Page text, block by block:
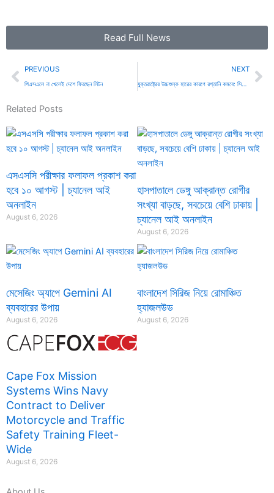
Read Full News
Prev
PREVIOUS
পিএসএলে না খেলেই দেশে ফিরছেন লিটন
NEXT
যুক্তরাষ্ট্রের উচ্চশুল্ক হারের কারণে রপ্তানি কমবে: সিপিডি নির্বাহী পরিচালক | চ্যানেল আই অনলাইন
Related Posts
এসএসসি পরীক্ষার ফলাফল প্রকাশ করা
হবে ১০ আগস্ট | চ্যানেল আই
অনলাইন
August 6, 2026
হাসপাতালে ডেঙ্গু আক্রান্ত রোগীর
সংখ্যা বাড়ছে, সবচেয়ে বেশি ঢাকায় |
চ্যানেল আই অনলাইন
August 6, 2026
মেসেজিং অ্যাপে Gemini AI
ব্যবহারের উপায়
August 6, 2026
বাংলাদেশ সিরিজ নিয়ে রোমাঞ্চিত
হ্যাজলউড
August 6, 2026
Cape Fox Mission
Systems Wins Navy
Contract to Deliver
Motorcycle and Traffic
Safety Training Fleet-
Wide
August 6, 2026